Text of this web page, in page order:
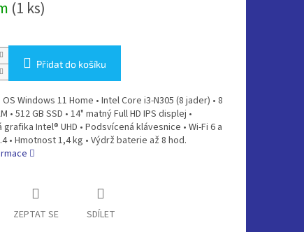
(1 ks)
Přidat do košíku
Windows 11 Home • Intel Core i3-N305 (8 jader) • 8
• 512 GB SSD • 14" matný Full HD IPS displej •
Intel® UHD • Podsvícená klávesnice • Wi-Fi 6 a
• Hmotnost 1,4 kg • Výdrž baterie až 8 hod.
ZEPTAT SE SDÍLET